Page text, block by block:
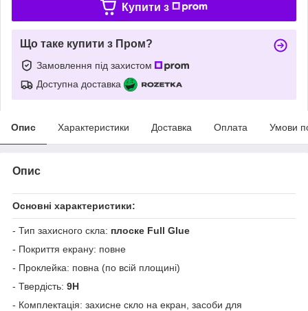
Купити з
Що таке купити з Пром?
Замовлення під захистом
Доступна доставка
Опис Характеристики Доставка Оплата Умови
Опис
Основні характеристики:
- Тип захисного скла: плоске Full Glue
- Покриття екрану: повне
- Проклейка: повна (по всій площині)
- Твердість: 9Н
- Комплектація: захисне скло на екран, засоби для